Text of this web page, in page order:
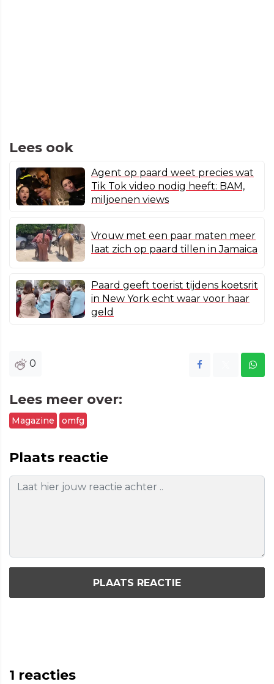
Lees ook
Agent op paard weet precies wat
Tik Tok video nodig heeft: BAM,
miljoenen views
Vrouw met een paar maten meer
laat zich op paard tillen in Jamaica
Paard geeft toerist tijdens koetsrit
in New York echt waar voor haar
geld
0
Lees meer over:
Magazine omfg
Plaats reactie
PLAATS REACTIE
1 reacties